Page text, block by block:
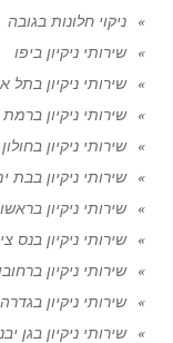
ניקוי חלונות בגובה
שירותי ניקיון ביפו
שירותי ניקיון בתל
שירותי ניקיון
שירותי ניקיון בחולון
שירותי ניקיון בבת
שירותי ניקיון
שירותי ניקיון בנס
שירותי ניקיון
שירותי ניקיון בגדרה
שירותי ניקיון בגן